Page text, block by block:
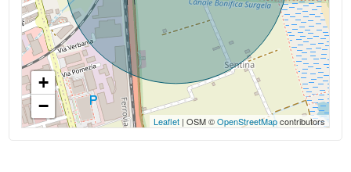
+
−
Leaflet| OSM ©OpenStreetMapcontributors